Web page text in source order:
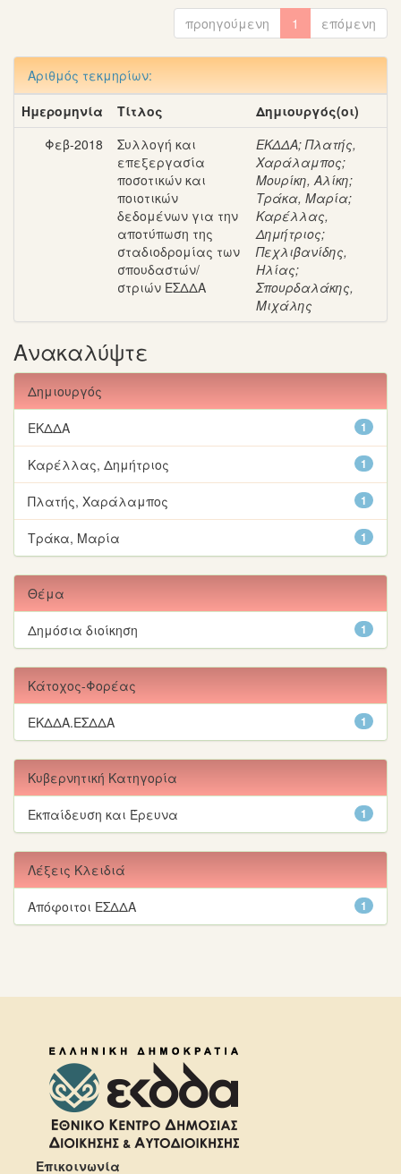
προηγούμενη 1 επόμενη
Αριθμός τεκμηρίων:
Ημερομηνία
Τίτλος
Δημιουργός(οι)
Φεβ-2018
Συλλογή και
επεξεργασία
ποσοτικών και
ποιοτικών
δεδομένων για την
αποτύπωση της
σταδιοδρομίας των
σπουδαστών/
στριών ΕΣΔΔΑ
ΕΚΔΔΑ;Πλατής,
Χαράλαμπος;
Μουρίκη, Αλίκη;
Τράκα, Μαρία;
Καρέλλας,
Δημήτριος;
Πεχλιβανίδης,
Ηλίας;
Σπουρδαλάκης,
Μιχάλης
Ανακαλύψτε
Δημιουργός
1
ΕΚΔΔΑ
1
Καρέλλας, Δημήτριος
1
Πλατής, Χαράλαμπος
1
Τράκα, Μαρία
Θέμα
1
Δημόσια διοίκηση
Κάτοχος-Φορέας
1
ΕΚΔΔΑ.ΕΣΔΔΑ
Κυβερνητική Κατηγορία
1
Εκπαίδευση και Έρευνα
Λέξεις Κλειδιά
1
Απόφοιτοι ΕΣΔΔΑ
Επικοινωνία